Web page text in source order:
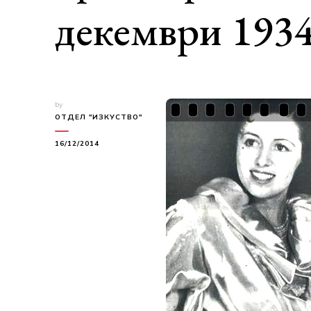
декември
by
ОТДЕЛ "ИЗКУСТВО"
16/12/2014